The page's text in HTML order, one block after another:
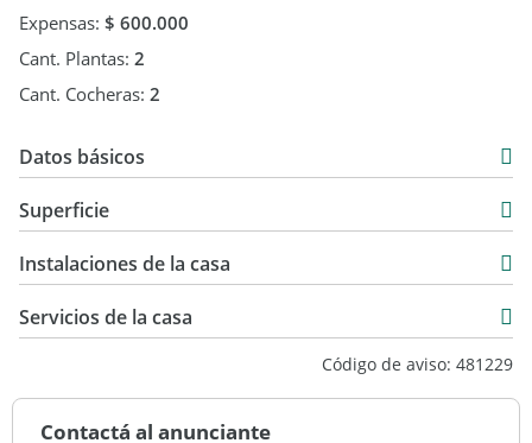
Expensas: $ 600.000
Cant. Plantas: 2
Cant. Cocheras: 2
Datos básicos
USD 2.000.000
Superficie
1.266 m2
1.266 m2
Instalaciones de la casa
Servicios de la casa
Código de aviso: 481229
Contactá al anunciante